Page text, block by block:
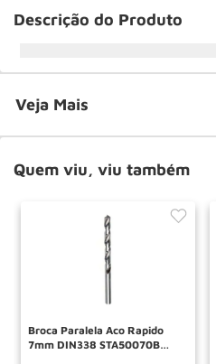
Descrição do Produto
Veja Mais
Quem viu, viu também
Broca Paralela Aco Rapido
7mm DIN338 STA50070B